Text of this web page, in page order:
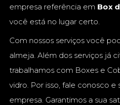
empresa referência em Box
você está no lugar certo.
Com nossos serviços você
almeja. Além dos serviços já
trabalhamos com Boxes e
vidro. Por isso, fale conosco e
empresa. Garantimos a sua